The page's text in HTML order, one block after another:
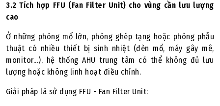
3.2 Tích hợp FFU (Fan Filter Unit) cho vùng cần lưu lượng
cao
Ở những phòng mổ lớn, phòng ghép tạng hoặc phòng phẫu
thuật có nhiều thiết bị sinh nhiệt (đèn mổ, máy gây mê,
monitor...), hệ thống AHU trung tâm có thể không đủ lưu
lượng hoặc không linh hoạt điều chỉnh.
Giải pháp là sử dụng FFU - Fan Filter Unit: